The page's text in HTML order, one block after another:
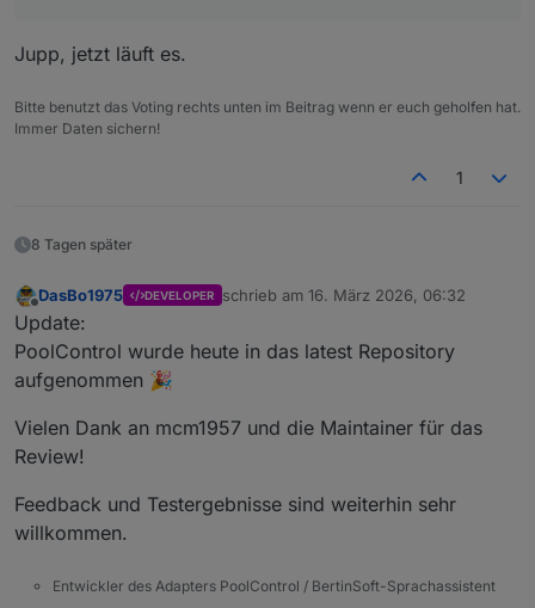
Jupp, jetzt läuft es.
Bitte benutzt das Voting rechts unten im Beitrag wenn er euch geholfen hat.
Immer Daten sichern!
1
8 Tagen später
Offline
DasBo1975 DEVELOPER schrieb am 16. März 2026, 06:32
zuletzt editiert von
Update:
PoolControl wurde heute in das latest Repository
aufgenommen 🎉
Vielen Dank an mcm1957 und die Maintainer für das
Review!
Feedback und Testergebnisse sind weiterhin sehr
willkommen.
Entwickler des Adapters PoolControl / BertinSoft-Sprachassistent